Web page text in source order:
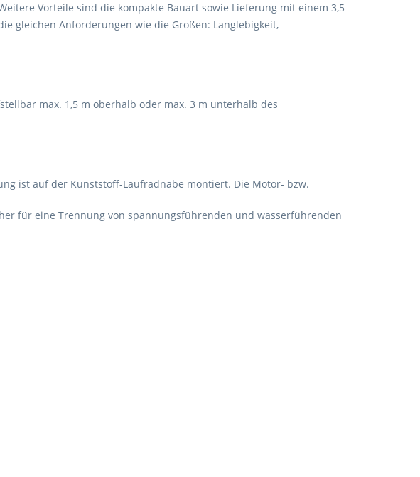
Vorteile sind die kompakte Bauart sowie Lieferung mit einem 3,5
gleichen Anforderungen wie die Großen: Langlebigkeit,
max. 1,5 m oberhalb oder max. 3 m unterhalb des
ist auf der Kunststoff-Laufradnabe montiert. Die Motor- bzw.
für eine Trennung von spannungsführenden und wasserführenden